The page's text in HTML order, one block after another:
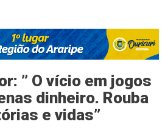
” O vício em jogos
dinheiro. Rouba
e vidas”